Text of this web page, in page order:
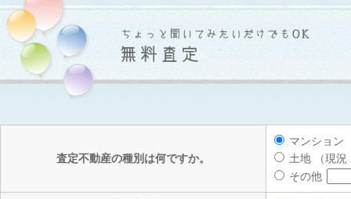
査定不動産の種別は何ですか。
マンショ
土地 （現況
その他